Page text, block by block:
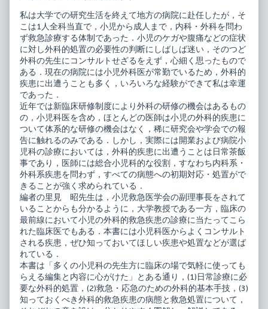
児
外
来
で
役
立
つ
外
科
的
処
置
published
on
臨
床
ピ
ク
シ
ス
21
小
児
外
来
で
役
立
つ
外
科
的
処
置,
私は大学での研究生活を終えて地方の病院に赴任したが，そ
こは1人全科当直で，小児から成人まで，内科・外科を問わ
ず救急診療する体制であった．小児のケガや腹痛などの症状
に対し外科的処置の必要性の判断にしばしば迷い，そのつど
外科の先生にコンサルトせざるをえず，心細く思ったもので
ある．現在の病院には小児外科医が常勤でいるため，外科的
疾患に出遭うことも多く，いろいろな経験ができて私は幸運
であった．
近年では新臨床研修制度により外科の研修の機会はあるもの
の，小児科医を含め，ほとんどの医師は小児の外科的疾患に
ついて体系的な研修の機会はなく，稀に研究会や学会での報
告に触れるのみである．しかし，実際には開業および病院小
児科の診療においては，外科的疾患に出遭うことは日常茶飯
事であり，医師には総合小児科的な役割，すなわち内科系・
外科系疾患を問わず，すべての病態への初期対応・処置がで
きることが強く求められている．
編者の里見 昭先生は，小児救急医学会の副理事長をされて
いることからも分かるように，大学教授である一方，臨床の
最前線において小児の外科的救急疾患の診療に当たってこら
れた臨床医でもある．本書には小児科医からよくコンサルト
される疾患，ぜひ知っておいてほしい疾患や処置などが選ば
れている．
本書は「多くの小児科の先生方に臨床の場で気軽に使っても
らえる編集と内容に心がけた」とある通り，(1)日常診療に必
要な外科的処置，(2)救急・応急のための外科的基本手技，(3)
知っておくべき外科的救急疾患の病態と救急処置について，